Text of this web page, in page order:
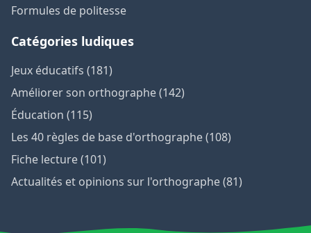
Formules de politesse
Catégories ludiques
Jeux éducatifs (181)
Améliorer son orthographe (142)
Éducation (115)
Les 40 règles de base d'orthographe (108)
Fiche lecture (101)
Actualités et opinions sur l'orthographe (81)